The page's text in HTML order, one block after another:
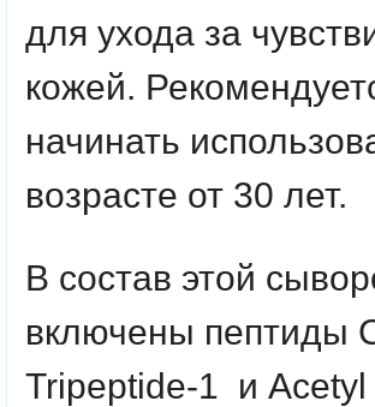
для ухода за
кожей.
начинать
возрасте от 30 лет.
В состав этой
включены пептиды
Tripeptide-1 и Acetyl